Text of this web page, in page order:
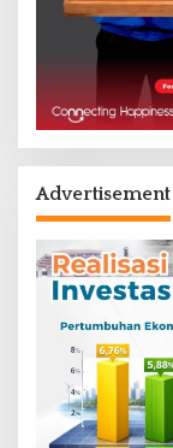
Advertisement